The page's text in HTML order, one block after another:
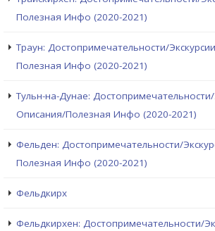
Полезная Инфо (2020-2021)
Траун: Достопримечательности/
Полезная Инфо (2020-2021)
Тульн-на-Дунае:
Описания/Полезная Инфо (2020-2021)
Фельден: Достопримечательности/
Полезная Инфо (2020-2021)
Фельдкирх
Фельдкирхен: Достопримечательности/